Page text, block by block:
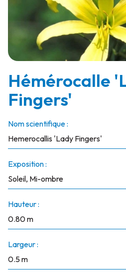
Hémérocalle
Fingers'
Nom scientifique :
Hemerocallis 'Lady Fingers'
Exposition :
Soleil, Mi-ombre
Hauteur :
0.80 m
Largeur :
0.5 m